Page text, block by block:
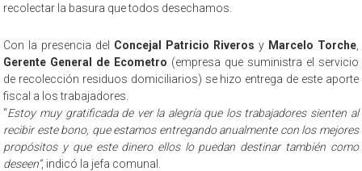
recolectar la basura que todos desechamos.
Con la presencia del Concejal Patricio Riveros y Marcelo Torche,
Gerente General de Ecometro (empresa que suministra el servicio
de recolección residuos domiciliarios) se hizo entrega de este aporte
fiscal a los trabajadores.
“Estoy muy gratificada de ver la alegría que los trabajadores sienten al
recibir este bono, que estamos entregando anualmente con los mejores
propósitos y que este dinero ellos lo puedan destinar también como
deseen”, indicó la jefa comunal.